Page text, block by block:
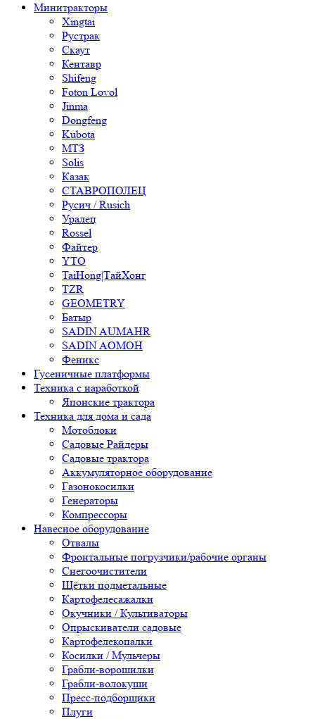
Минитракторы
Xingtai
Рустрак
Скаут
Кентавр
Shifeng
Foton Lovol
Jinma
Dongfeng
Kubota
МТЗ
Solis
Казак
СТАВРОПОЛЕЦ
Русич / Rusich
Уралец
Rossel
Файтер
YTO
TaiHong|ТайХонг
TZR
GEOMETRY
Батыр
SADIN AUMAHR
SADIN AOMOH
Феникс
Гусеничные платформы
Техника с наработкой
Японские трактора
Техника для дома и сада
Мотоблоки
Садовые Райдеры
Садовые трактора
Аккумуляторное оборудование
Газонокосилки
Генераторы
Компрессоры
Навесное оборудование
Отвалы
Фронтальные погрузчики/рабочие органы
Снегоочистители
Щётки подметальные
Картофелесажалки
Окучники / Культиваторы
Опрыскиватели садовые
Картофелекопалки
Косилки / Мульчеры
Грабли-ворошилки
Грабли-волокуши
Пресс-подборщики
Плуги